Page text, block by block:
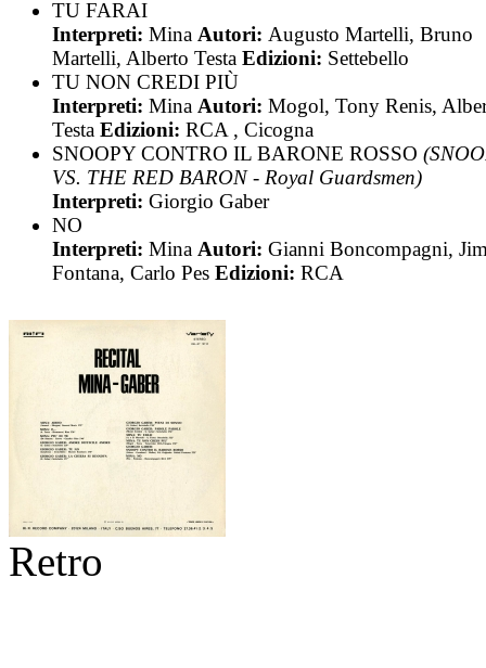
TU FARAI
Interpreti: Mina Autori: Augusto Martelli, Bruno
Martelli, Alberto Testa Edizioni: Settebello
TU NON CREDI PIÙ
Interpreti: Mina Autori: Mogol, Tony Renis,
Testa Edizioni: RCA , Cicogna
SNOOPY CONTRO IL BARONE ROSSO
VS. THE RED BARON - Royal Guardsmen)
Interpreti: Giorgio Gaber
NO
Interpreti: Mina Autori: Gianni Boncompagni,
Fontana, Carlo Pes Edizioni: RCA
Retro